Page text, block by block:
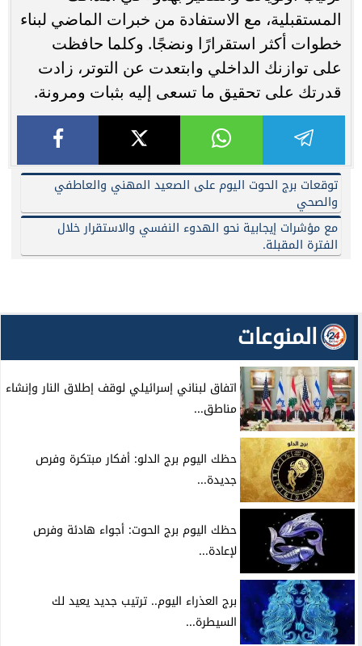
المستقبلية، مع الاستفادة من خبرات الماضي لبناء
خطوات أكثر استقرارًا ونضجًا. وكلما حافظت
على توازنك الداخلي وابتعدت عن التوتر، زادت
قدرتك على تحقيق ما تسعى إليه بثبات ومرونة.
توقعات برج الحوت اليوم على الصعيد المهني والعاطفي
والصحي
مع مؤشرات إيجابية نحو الهدوء النفسي والاستقرار خلال
الفترة المقبلة.
المنوعات
اتفاق لبناني إسرائيلي لوقف إطلاق النار وإنشاء
مناطق...
حظك اليوم برج الدلو: أفكار مبتكرة وفرص
جديدة...
حظك اليوم برج الحوت: أجواء هادئة وفرص
لإعادة...
برج العذراء اليوم.. ترتيب جديد يعيد لك
السيطرة...